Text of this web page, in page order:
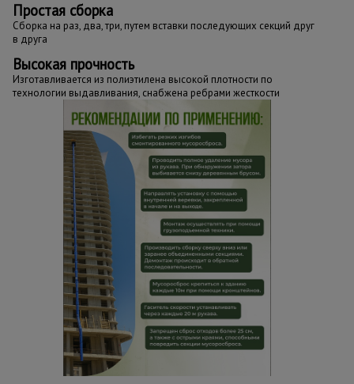
Простая сборка
Сборка на раз, два, три, путем вставки последующих секций друг
в друга
Высокая прочность
Изготавливается из полиэтилена высокой плотности по
технологии выдавливания, снабжена ребрами жесткости